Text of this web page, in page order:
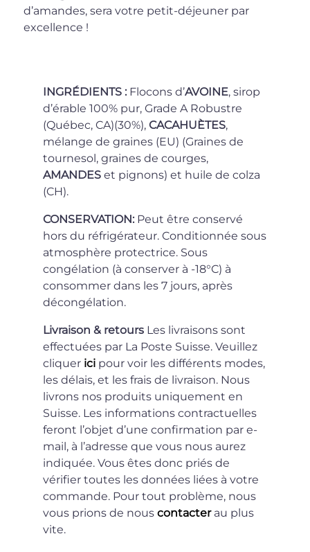
d’amandes, sera votre petit-déjeuner par
excellence !
INGRÉDIENTS : Flocons d’AVOINE, sirop
d’érable 100% pur, Grade A Robustre
(Québec, CA)(30%),CACAHUÈTES,
mélange de graines (EU) (Graines de
tournesol, graines de courges,
AMANDES et pignons) et huile de colza
(CH).
CONSERVATION: Peut être conservé
hors du réfrigérateur. Conditionnée sous
atmosphère protectrice. Sous
congélation (à conserver à -18°C) à
consommer dans les 7 jours, après
décongélation.
Livraison & retours Les livraisons sont
effectuées par La Poste Suisse. Veuillez
cliquer ici pour voir les différents modes,
les délais, et les frais de livraison. Nous
livrons nos produits uniquement en
Suisse. Les informations contractuelles
feront l’objet d’une confirmation par e-
mail, à l’adresse que vous nous aurez
indiquée. Vous êtes donc priés de
vérifier toutes les données liées à votre
commande. Pour tout problème, nous
vous prions de nous contacterau plus
vite.